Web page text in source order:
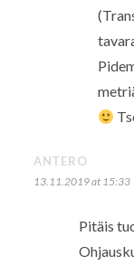
ANTERO
13.11.2019 at 15:33
Pitäis